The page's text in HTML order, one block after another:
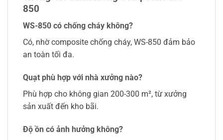
850
WS-850 có chống cháy không?
Có, nhờ composite chống cháy, WS-850 đảm bảo
an toàn tối đa.
Quạt phù hợp với nhà xưởng nào?
Phù hợp cho không gian 200-300 m², từ xưởng
sản xuất đến kho bãi.
Độ ồn có ảnh hưởng không?